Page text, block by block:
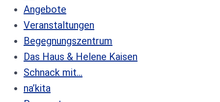
Angebote
Veranstaltungen
Begegnungszentrum
Das Haus & Helene Kaisen
Schnack mit…
na’kita